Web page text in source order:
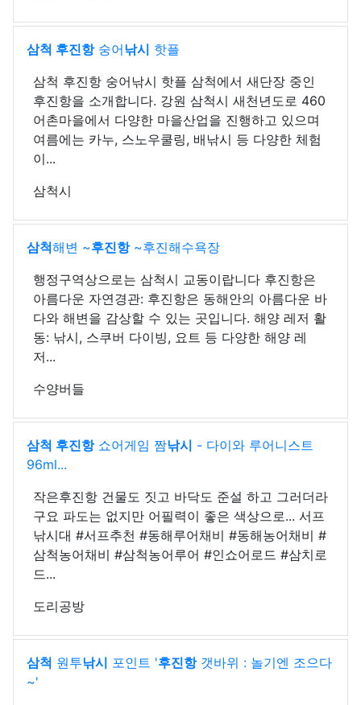
삼척 후진항숭어낚시 핫플
삼척 후진항 숭어낚시 핫플 삼척에서 새단장 중인
후진항을 소개합니다. 강원 삼척시 새천년도로 460
어촌마을에서 다양한 마을산업을 진행하고 있으며
여름에는 카누, 스노우쿨링, 배낚시 등 다양한 체험
이...
삼척시
삼척해변 ~후진항~후진해수욕장
행정구역상으로는 삼척시 교동이랍니다 후진항은
아름다운 자연경관: 후진항은 동해안의 아름다운 바
다와 해변을 감상할 수 있는 곳입니다. 해양 레저 활
동: 낚시, 스쿠버 다이빙, 요트 등 다양한 해양 레
저...
수양버들
삼척 후진항쇼어게임 짬낚시 - 다이와 루어니스트
96ml...
작은후진항 건물도 짓고 바닥도 준설 하고 그러더라
구요 파도는 없지만 어필력이 좋은 색상으로... 서프
낚시대 #서프추천 #동해루어채비 #동해농어채비 #
삼척농어채비 #삼척농어루어 #인쇼어로드 #삼치로
드...
도리공방
삼척 원투낚시 포인트 '후진항갯바위 : 놀기엔 조으다
~'